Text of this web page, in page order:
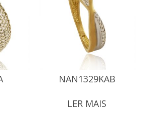
NAN1329KAB
LER MAIS